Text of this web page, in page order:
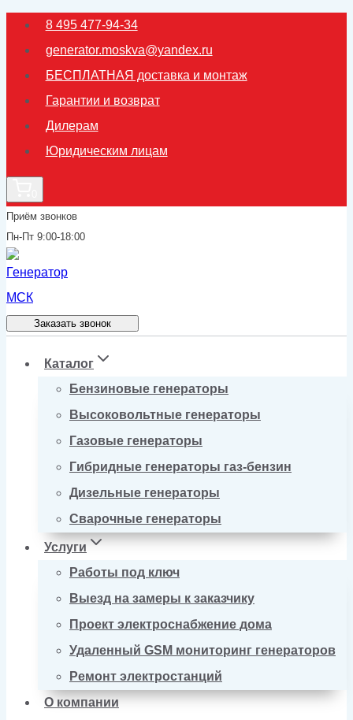
Перейти
содержимому
8 495 477-94-34
generator.moskva@yandex.ru
БЕСПЛАТНАЯ доставка и монтаж
Гарантии и возврат
Дилерам
Юридическим лицам
Приём звонков
Пн-Пт 9:00-18:00
Заказать звонок
Каталог
Бензиновые генераторы
Высоковольтные генераторы
Газовые генераторы
Гибридные генераторы газ-бензин
Дизельные генераторы
Сварочные генераторы
Услуги
Работы под ключ
Выезд на замеры к заказчику
Проект электроснабжение дома
Удаленный GSM мониторинг генераторов
Ремонт электростанций
О компании